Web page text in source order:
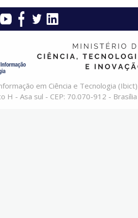
em Ciência e Tecnologia (Ibict)
H - Asa sul - CEP: 70.070-912 -